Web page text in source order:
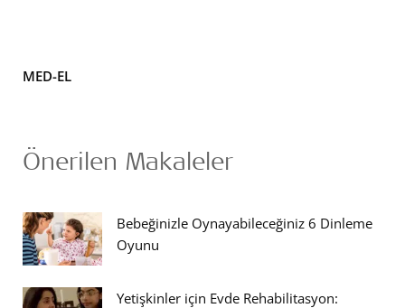
MED-EL
Önerilen Makaleler
Bebeğinizle Oynayabileceğiniz 6 Dinleme
Oyunu
Yetişkinler için Evde Rehabilitasyon: